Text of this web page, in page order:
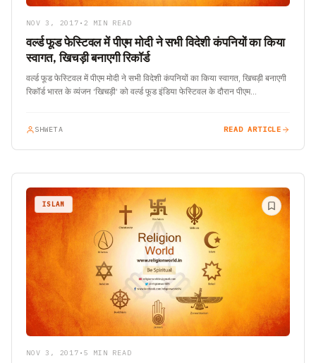
NOV 3, 2017 • 2 MIN READ
वर्ल्ड फूड फेस्टिवल में पीएम मोदी ने सभी विदेशी कंपनियों का किया
स्वागत, खिचड़ी बनाएगी रिकॉर्ड
वर्ल्ड फूड फेस्टिवल में पीएम मोदी ने सभी विदेशी कंपनियों का किया स्वागत, खिचड़ी बनाएगी
रिकॉर्ड भारत के व्यंजन ‘खिचड़ी’ को वर्ल्ड फूड इंडिया फेस्टिवल के दौरान पीएम…
SHWETA READ ARTICLE
ISLAM
NOV 3, 2017 • 5 MIN READ